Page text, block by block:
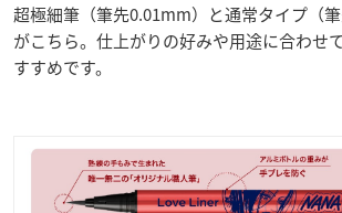
超極細筆（筆先0.01mm）と通常タイプ（
がこちら。仕上がりの好みや用途に合わせ
すすめです。